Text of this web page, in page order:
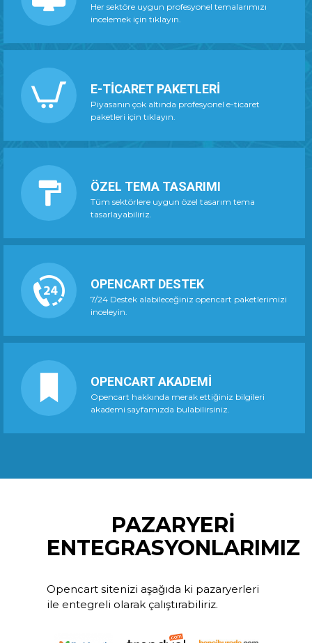
Her sektöre uygun profesyonel temalarımızı
incelemek için tıklayın.
E-TİCARET PAKETLERİ
Piyasanın çok altında profesyonel e-ticaret
paketleri için tıklayın.
ÖZEL TEMA TASARIMI
Tüm sektörlere uygun özel tasarım tema
tasarlayabiliriz.
OPENCART DESTEK
7/24 Destek alabileceğiniz opencart paketlerimizi
inceleyin.
OPENCART AKADEMİ
Opencart hakkında merak ettiğiniz bilgileri
akademi sayfamızda bulabilirsiniz.
PAZARYERİ
ENTEGRASYONLARIMIZ
Opencart sitenizi aşağıda ki pazaryerleri
ile entegreli olarak çalıştırabiliriz.